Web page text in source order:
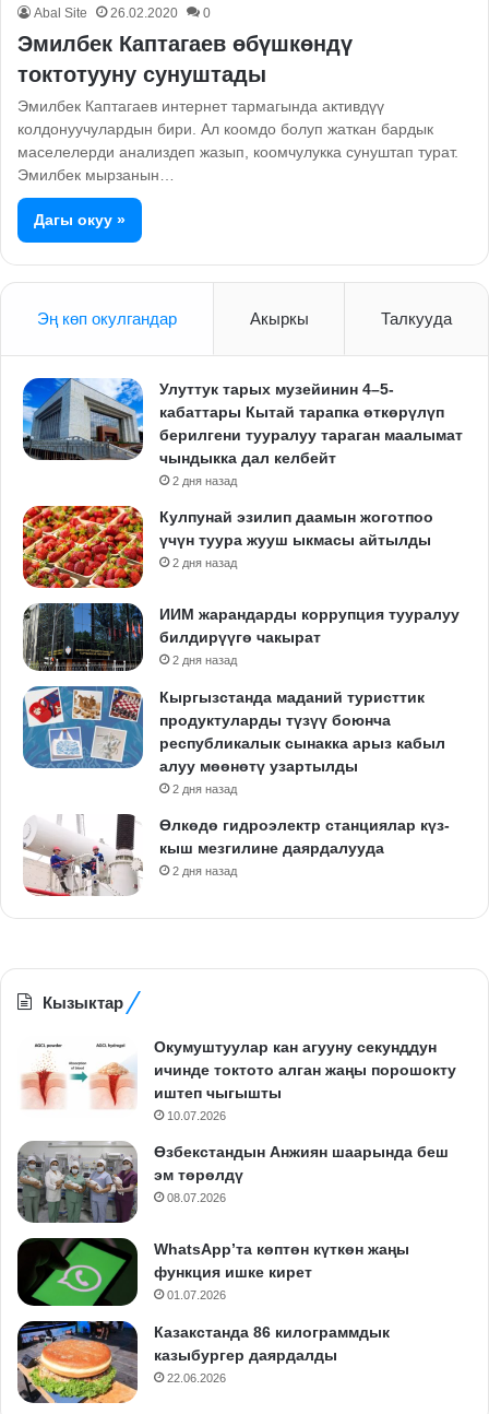
Abal Site 26.02.2020 0
Эмилбек Каптагаев өбүшкөндү
токтотууну сунуштады
Эмилбек Каптагаев интернет тармагында активдүү
колдонуучулардын бири. Ал коомдо болуп жаткан бардык
маселелерди анализдеп жазып, коомчулукка сунуштап турат.
Эмилбек мырзанын…
Дагы окуу »
Эң көп окулгандар Акыркы Талкууда
Улуттук тарых музейинин 4–5-
кабаттары Кытай тарапка өткөрүлүп
берилгени тууралуу тараган маалымат
чындыкка дал келбейт
2 дня назад
Кулпунай эзилип даамын жоготпоо
үчүн туура жууш ыкмасы айтылды
2 дня назад
ИИМ жарандарды коррупция тууралуу
билдирүүгө чакырат
2 дня назад
Кыргызстанда маданий туристтик
продуктуларды түзүү боюнча
республикалык сынакка арыз кабыл
алуу мөөнөтү узартылды
2 дня назад
Өлкөдө гидроэлектр станциялар күз-
кыш мезгилине даярдалууда
2 дня назад
Кызыктар
Окумуштуулар кан агууну секунддун
ичинде токтото алган жаңы порошокту
иштеп чыгышты
10.07.2026
Өзбекстандын Анжиян шаарында беш
эм төрөлдү
08.07.2026
WhatsApp’та көптөн күткөн жаңы
функция ишке кирет
01.07.2026
Казакстанда 86 килограммдык
казыбургер даярдалды
22.06.2026